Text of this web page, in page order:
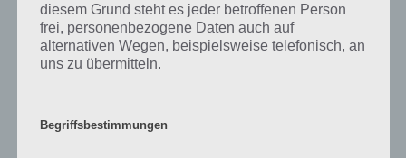
Deutschland und vielen weiteren Ländern ein Passiv-Sportkult
entwickelt.
An Universitäten werden Sportwissenschaften gelehrt, genauso die
Der Begriff Sport stammt aus dem englischen „sport“ und wurde im
diesem Grund steht es jeder betroffenen Person
frei, personenbezogene Daten auch auf
alternativen Wegen, beispielsweise telefonisch, an
uns zu übermitteln.
Begriffsbestimmungen